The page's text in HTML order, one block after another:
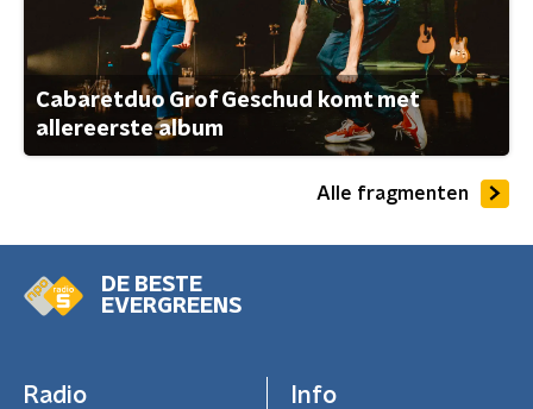
Cabaretduo Grof Geschud komt met
allereerste album
Alle fragmenten
DE BESTE
EVERGREENS
Radio Info